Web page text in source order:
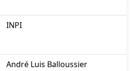
INPI
André Luis Balloussier